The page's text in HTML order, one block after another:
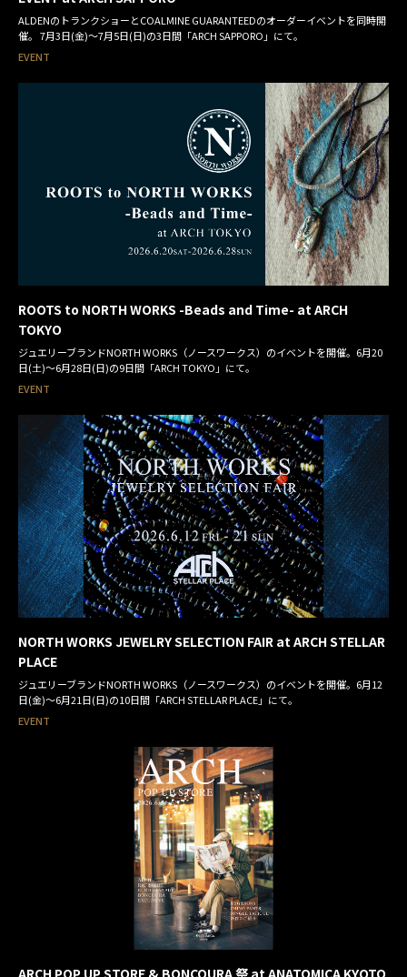
ALDENのトランクショーとCOALMINE GUARANTEEDのオーダーイベントを同時開
催。 7月3日(金)～7月5日(日)の3日間「ARCH SAPPORO」にて。
EVENT
ROOTS to NORTH WORKS -Beads and Time- at ARCH
TOKYO
ジュエリーブランドNORTH WORKS（ノースワークス）のイベントを開催。6月20
日(土)～6月28日(日)の9日間「ARCH TOKYO」にて。
EVENT
NORTH WORKS JEWELRY SELECTION FAIR at ARCH STELLAR
PLACE
ジュエリーブランドNORTH WORKS（ノースワークス）のイベントを開催。6月12
日(金)～6月21日(日)の10日間「ARCH STELLAR PLACE」にて。
EVENT